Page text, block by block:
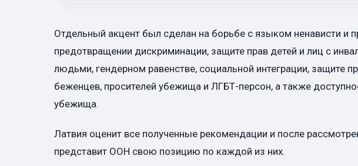
Отдельный акцент был сделан на борьбе с языком ненависти и
предотвращении дискриминации, защите прав детей и лиц с
людьми, гендерном равенстве, социальной интеграции, защите
беженцев, просителей убежища и ЛГБТ-персон, а также
убежища.
Латвия оценит все полученные рекомендации и после
представит ООН свою позицию по каждой из них.